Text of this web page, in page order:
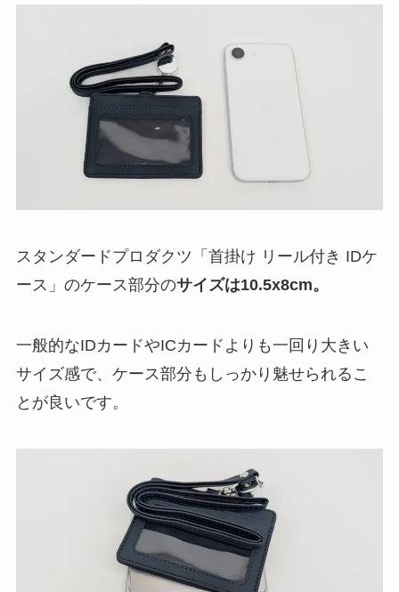
スタンダードプロダクツ「首掛け リール付き IDケ
ース」のケース部分のサイズは10.5x8cm。
一般的なIDカードやICカードよりも一回り大きい
サイズ感で、ケース部分もしっかり魅せられるこ
とが良いです。